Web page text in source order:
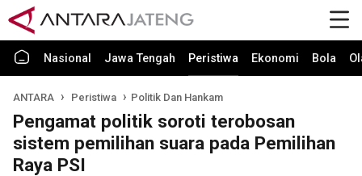
Nasional Jawa Tengah Peristiwa Ekonomi Bola
ANTARA Peristiwa Politik Dan Hankam
Pengamat politik soroti terobosan
sistem pemilihan suara pada Pemilihan
Raya PSI